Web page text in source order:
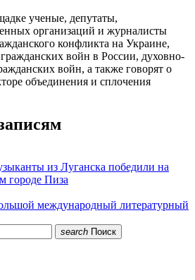
ученые, депутаты,
организаций и журналисты
конфликта на Украине,
войн в России, духовно-
войн, а также говорят о
объединения и сплочения
из Луганска победили на
городе Пиза
международный литературный
search Поиск